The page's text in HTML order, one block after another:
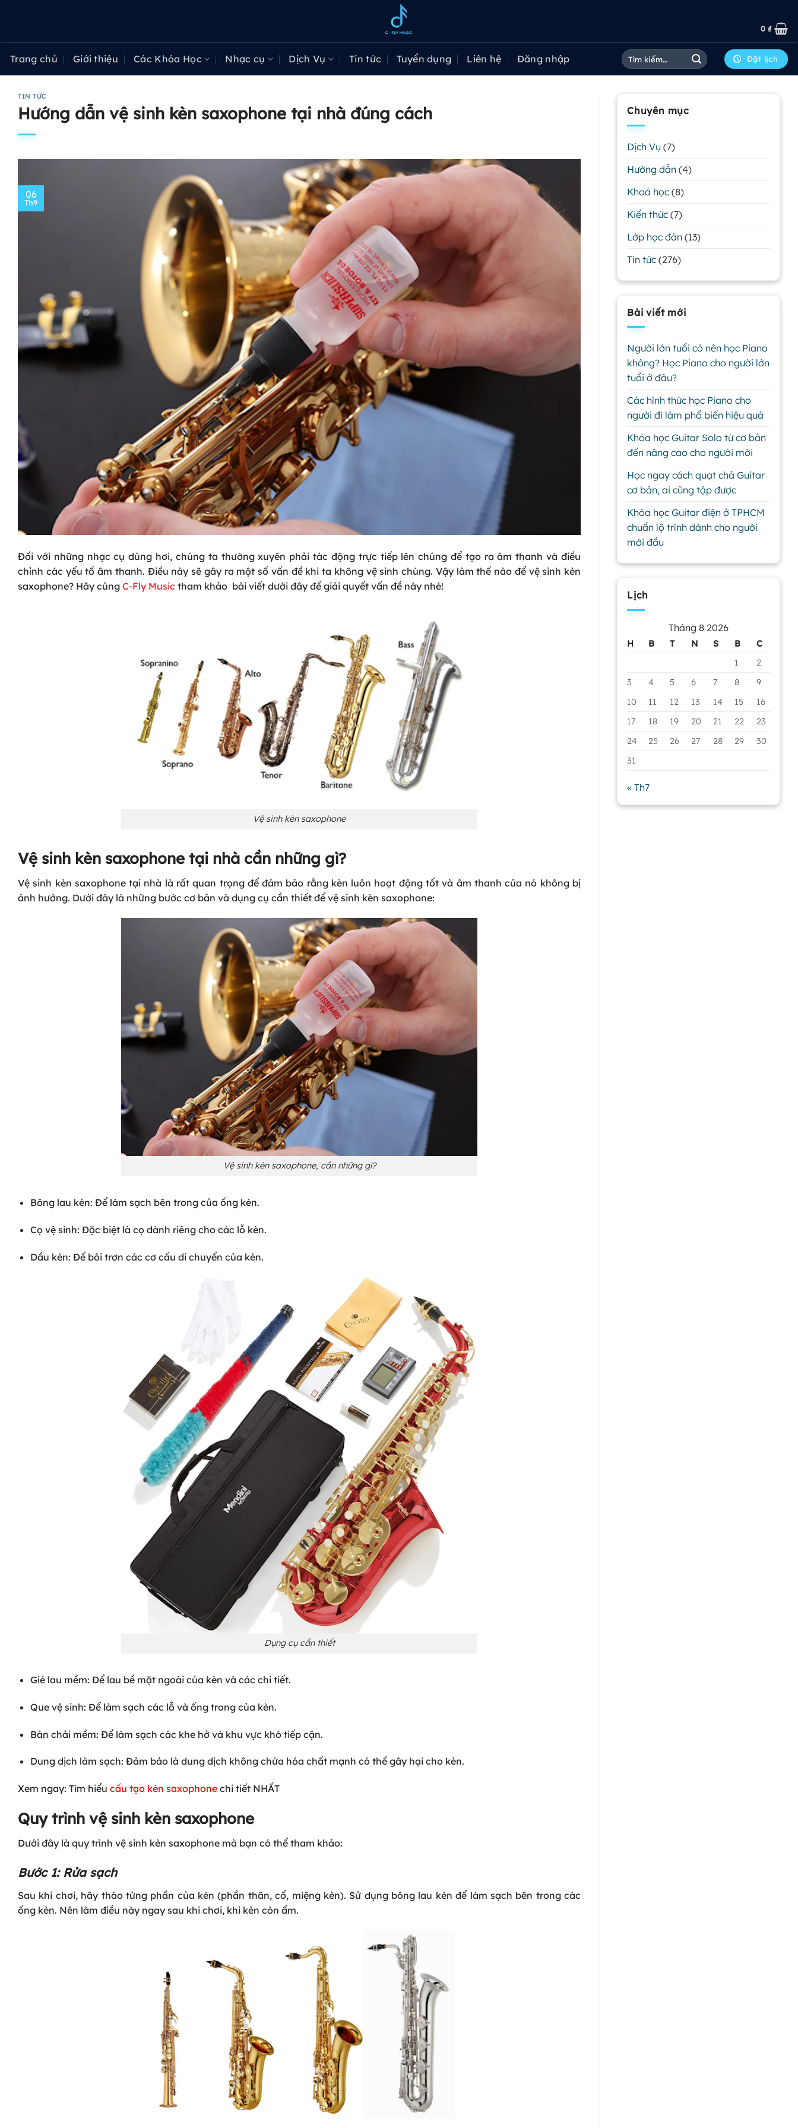
0 ₫
Trang chủ Giới thiệu Các Khóa Học Nhạc cụ Dịch Vụ Tin tức Tuyển dụng Liên hệ Đăng nhập
Tìm
kiếm:
Đặt lịch
TIN TỨC
Hướng dẫn vệ sinh kèn saxophone tại nhà đúng cách
06
Th9
Đối với những nhạc cụ dùng hơi, chúng ta thường xuyên phải tác động trực tiếp lên chúng để tạo ra âm thanh và điều
chỉnh các yếu tố âm thanh. Điều này sẽ gây ra một số vấn đề khi ta không vệ sinh chúng. Vậy làm thế nào để vệ sinh kèn
saxophone? Hãy cùng C-Fly Music tham khảo bài viết dưới đây để giải quyết vấn đề này nhé!
Vệ sinh kèn saxophone
Vệ sinh kèn saxophone tại nhà cần những gì?
Vệ sinh kèn saxophone tại nhà là rất quan trọng để đảm bảo rằng kèn luôn hoạt động tốt và âm thanh của nó không bị
ảnh hưởng. Dưới đây là những bước cơ bản và dụng cụ cần thiết để vệ sinh kèn saxophone:
Vệ sinh kèn saxophone, cần những gì?
Bông lau kèn: Để làm sạch bên trong của ống kèn.
Cọ vệ sinh: Đặc biệt là cọ dành riêng cho các lỗ kèn.
Dầu kèn: Để bôi trơn các cơ cấu di chuyển của kèn.
Dụng cụ cần thiết
Giẻ lau mềm: Để lau bề mặt ngoài của kèn và các chi tiết.
Que vệ sinh: Để làm sạch các lỗ và ống trong của kèn.
Bàn chải mềm: Để làm sạch các khe hở và khu vực khó tiếp cận.
Dung dịch làm sạch: Đảm bảo là dung dịch không chứa hóa chất mạnh có thể gây hại cho kèn.
Xem ngay: Tìm hiểu cấu tạo kèn saxophone chi tiết NHẤT
Quy trình vệ sinh kèn saxophone
Dưới đây là quy trình vệ sinh kèn saxophone mà bạn có thể tham khảo:
Bước 1: Rửa sạch
Sau khi chơi, hãy tháo từng phần của kèn (phần thân, cổ, miệng kèn). Sử dụng bông lau kèn để làm sạch bên trong các
ống kèn. Nên làm điều này ngay sau khi chơi, khi kèn còn ẩm.
Chuyên mục
Dịch Vụ (7)
Hướng dẫn (4)
Khoá học (8)
Kiến thức (7)
Lớp học đàn (13)
Tin tức (276)
Bài viết mới
Người lớn tuổi có nên học Piano
không? Học Piano cho người lớn
tuổi ở đâu?
Các hình thức học Piano cho
người đi làm phổ biến hiệu quả
Khóa học Guitar Solo từ cơ bản
đến nâng cao cho người mới
Học ngay cách quạt chả Guitar
cơ bản, ai cũng tập được
Khóa học Guitar điện ở TPHCM
chuẩn lộ trình dành cho người
mới đầu
Lịch
Tháng 8 2026
H B T N S B
C
1
2
3
4 5 6 7 8
9
10
11 12 13 14 15
16
17
18 19 20 21 22
23
24
25 26 27 28 29
30
31
« Th7